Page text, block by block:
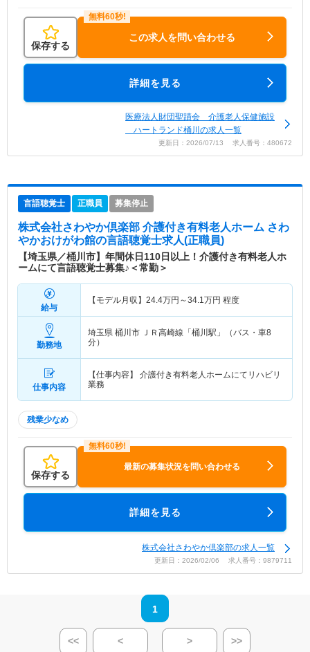
保存する
この求人を問い合わせる
詳細を見る
医療法人財団聖蹟会 介護老人保健施設
ハートランド桶川の求人一覧
更新日：2026/07/13 求人番号：480672
言語聴覚士 正職員 募集停止
株式会社さわやか倶楽部 介護付き有料老人ホーム さわ
やかおけがわ館の言語聴覚士求人(正職員)
【埼玉県／桶川市】年間休日110日以上！介護付き有料老人ホ
ームにて言語聴覚士募集♪＜常勤＞
給与
【モデル月収】 24.4万円～34.1万円 程度
勤務地
埼玉県 桶川市 ＪＲ高崎線「桶川駅」（バス・車8
分）
仕事内容
【仕事内容】 介護付き有料老人ホームにてリハビリ
業務
残業少なめ
保存する
最新の募集状況を問い合わせる
詳細を見る
株式会社さわやか倶楽部の求人一覧
更新日：2026/02/06 求人番号：9879711
1
<< < > >>